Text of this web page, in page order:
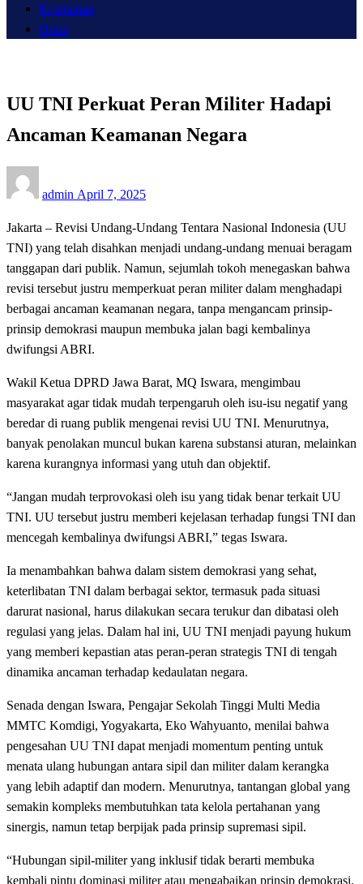
Keamanan
Opini
UU TNI Perkuat Peran Militer Hadapi
Ancaman Keamanan Negara
admin on
April 7, 2025
Jakarta – Revisi Undang-Undang Tentara Nasional Indonesia (UU
TNI) yang telah disahkan menjadi undang-undang menuai beragam
tanggapan dari publik. Namun, sejumlah tokoh menegaskan bahwa
revisi tersebut justru memperkuat peran militer dalam menghadapi
berbagai ancaman keamanan negara, tanpa mengancam prinsip-
prinsip demokrasi maupun membuka jalan bagi kembalinya
dwifungsi ABRI.
Wakil Ketua DPRD Jawa Barat, MQ Iswara, mengimbau
masyarakat agar tidak mudah terpengaruh oleh isu-isu negatif yang
beredar di ruang publik mengenai revisi UU TNI. Menurutnya,
banyak penolakan muncul bukan karena substansi aturan, melainkan
karena kurangnya informasi yang utuh dan objektif.
“Jangan mudah terprovokasi oleh isu yang tidak benar terkait UU
TNI. UU tersebut justru memberi kejelasan terhadap fungsi TNI dan
mencegah kembalinya dwifungsi ABRI,” tegas Iswara.
Ia menambahkan bahwa dalam sistem demokrasi yang sehat,
keterlibatan TNI dalam berbagai sektor, termasuk pada situasi
darurat nasional, harus dilakukan secara terukur dan dibatasi oleh
regulasi yang jelas. Dalam hal ini, UU TNI menjadi payung hukum
yang memberi kepastian atas peran-peran strategis TNI di tengah
dinamika ancaman terhadap kedaulatan negara.
Senada dengan Iswara, Pengajar Sekolah Tinggi Multi Media
MMTC Komdigi, Yogyakarta, Eko Wahyuanto, menilai bahwa
pengesahan UU TNI dapat menjadi momentum penting untuk
menata ulang hubungan antara sipil dan militer dalam kerangka
yang lebih adaptif dan modern. Menurutnya, tantangan global yang
semakin kompleks membutuhkan tata kelola pertahanan yang
sinergis, namun tetap berpijak pada prinsip supremasi sipil.
“Hubungan sipil-militer yang inklusif tidak berarti membuka
kembali pintu dominasi militer atau mengabaikan prinsip demokrasi.